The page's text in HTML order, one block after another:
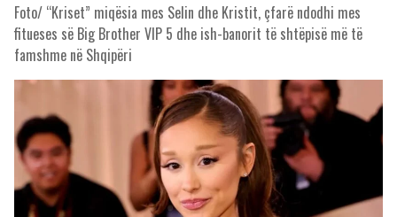
Foto/ “Kriset” miqësia mes Selin dhe Kristit, çfarë ndodhi mes
fitueses së Big Brother VIP 5 dhe ish-banorit të shtëpisë më të
famshme në Shqipëri